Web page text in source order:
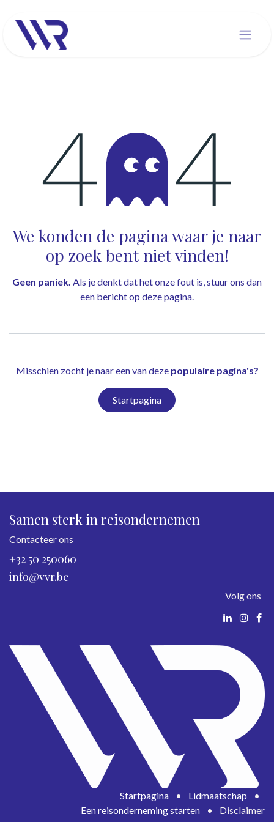
Fout 404
We konden de pagina waar je naar
op zoek bent niet vinden!
Geen paniek. Als je denkt dat het onze fout is, stuur ons dan
een bericht op deze pagina.
Misschien zocht je naar een van deze populaire pagina's?
Startpagina
Samen sterk in reisondernemen
Contacteer ons
+32 50 250060
info@vvr.be
Volg ons
Startpagina • Lidmaatschap
•
Een reisonderneming starten
• Disclaimer